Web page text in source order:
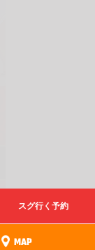
MAP
スグ行く予約